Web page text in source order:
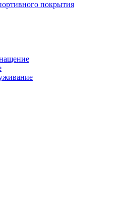
покрытия